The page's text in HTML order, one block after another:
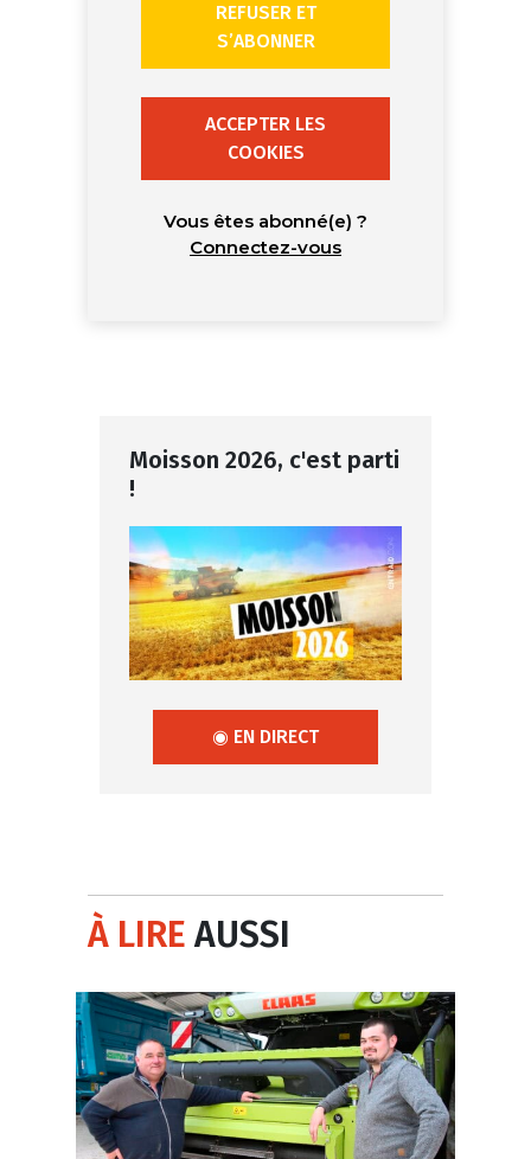
REFUSER ET
S’ABONNER
ACCEPTER LES
COOKIES
Vous êtes abonné(e) ?
Connectez-vous
Moisson 2026, c'est parti
!
◉ EN DIRECT
À LIREAUSSI